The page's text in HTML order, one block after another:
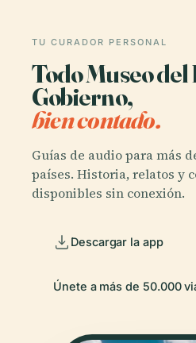
TU CURADOR PERSONAL
Todo Museo del
Gobierno,
bien contado.
Guías de audio para más
países. Historia, relatos y
disponibles sin conexión.
Descargar la app
Únete a más de 50.000